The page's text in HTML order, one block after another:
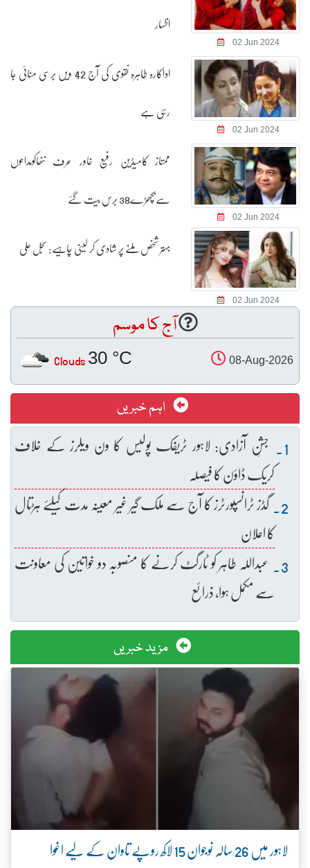
02 Jun 2024
اظہار
02 Jun 2024
اداکارہ طاہرہ نقوی کی آج 42 ویں برسی منائی جا
رہی ہے
02 Jun 2024
ممتاز کامیڈین رفیع خاور عرف ننھاکومداحوں
سےبچھڑے38 برس بیت گئے
02 Jun 2024
بہتر شخص ملنے پر شادی کر لینی چاہیے: سجل علی
آج کا موسم
08-Aug-2026
30 °C
Clouds
اہم خبریں
جشنِ آزادی: لاہور ٹریفک پولیس کا ون ویلرز کے خلاف
کریک ڈاؤن کا فیصلہ
گڈز ٹرانسپورٹرز کا آج سے ملک گیر غیر معینہ مدت کیلئے ہڑتال
کا اعلان
عبداللہ طاہر کو ٹارگٹ کرنے کا منصوبہ دو خواتین کی معاونت
سے مکمل ہوا، ذرائع
مزید خبریں
لاہور میں 26 سالہ نوجوان 15 لاکھ روپے تاوان کے لیے اغوا